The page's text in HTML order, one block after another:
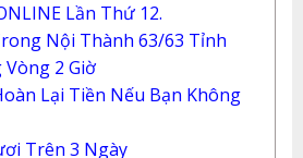
Lần Thứ 12.
Nội Thành 63/63 Tỉnh
2 Giờ
Lại Tiền Nếu Bạn Không
Trên 3 Ngày